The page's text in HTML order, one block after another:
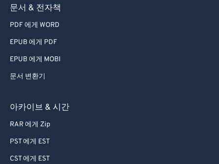
문서 & 전자책
PDF 에게 WORD
EPUB 에게 PDF
EPUB 에게 MOBI
문서 변환기
아카이브 & 시간
RAR 에게 Zip
PST 에게 EST
CST 에게 EST